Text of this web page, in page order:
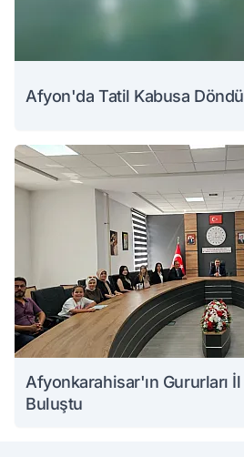
Afyon'da Tatil Kabusa
Afyonkarahisar'ın Gururları
Buluştu